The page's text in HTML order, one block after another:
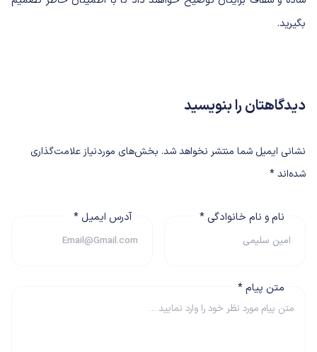
بگیرید.
دیدگاهتان را بنویسید
نشانی ایمیل شما منتشر نخواهد شد. بخش‌های موردنیاز علامت‌گذاری
شده‌اند*
نام و نام خانوادگی * آدرس ایمیل*
متن پیام*